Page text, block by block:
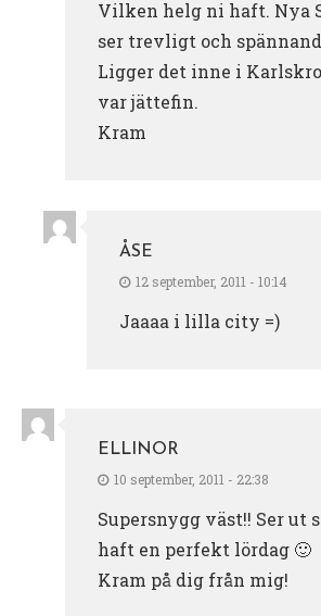
Vilken helg ni haft. Nya
ser trevligt och
Ligger det inne i
var jättefin.
Kram
ÅSE
12 september, 2011 - 10:14
Jaaaa i lilla city =)
ELLINOR
10 september, 2011 - 22:38
Supersnygg väst!! Ser ut
haft en perfekt lördag 🙂
Kram på dig från mig!